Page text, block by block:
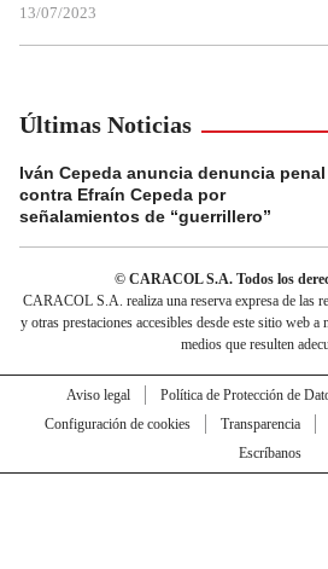
13/07/2023
Últimas Noticias
Iván Cepeda anuncia denuncia penal
contra Efraín Cepeda por
señalamientos de “guerrillero”
© CARACOL S.A. Todos los
CARACOL S.A. realiza una reserva expresa de las
y otras prestaciones accesibles desde este sitio web a
medios que resulten
Aviso legal Política de Protección de
Configuración de cookies
Transparencia
Escríbanos